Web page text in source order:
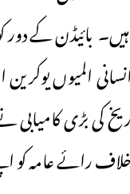
کے دور کو
المیوں یوکرین
کی بڑی کامیابی
رائے عامہ کو